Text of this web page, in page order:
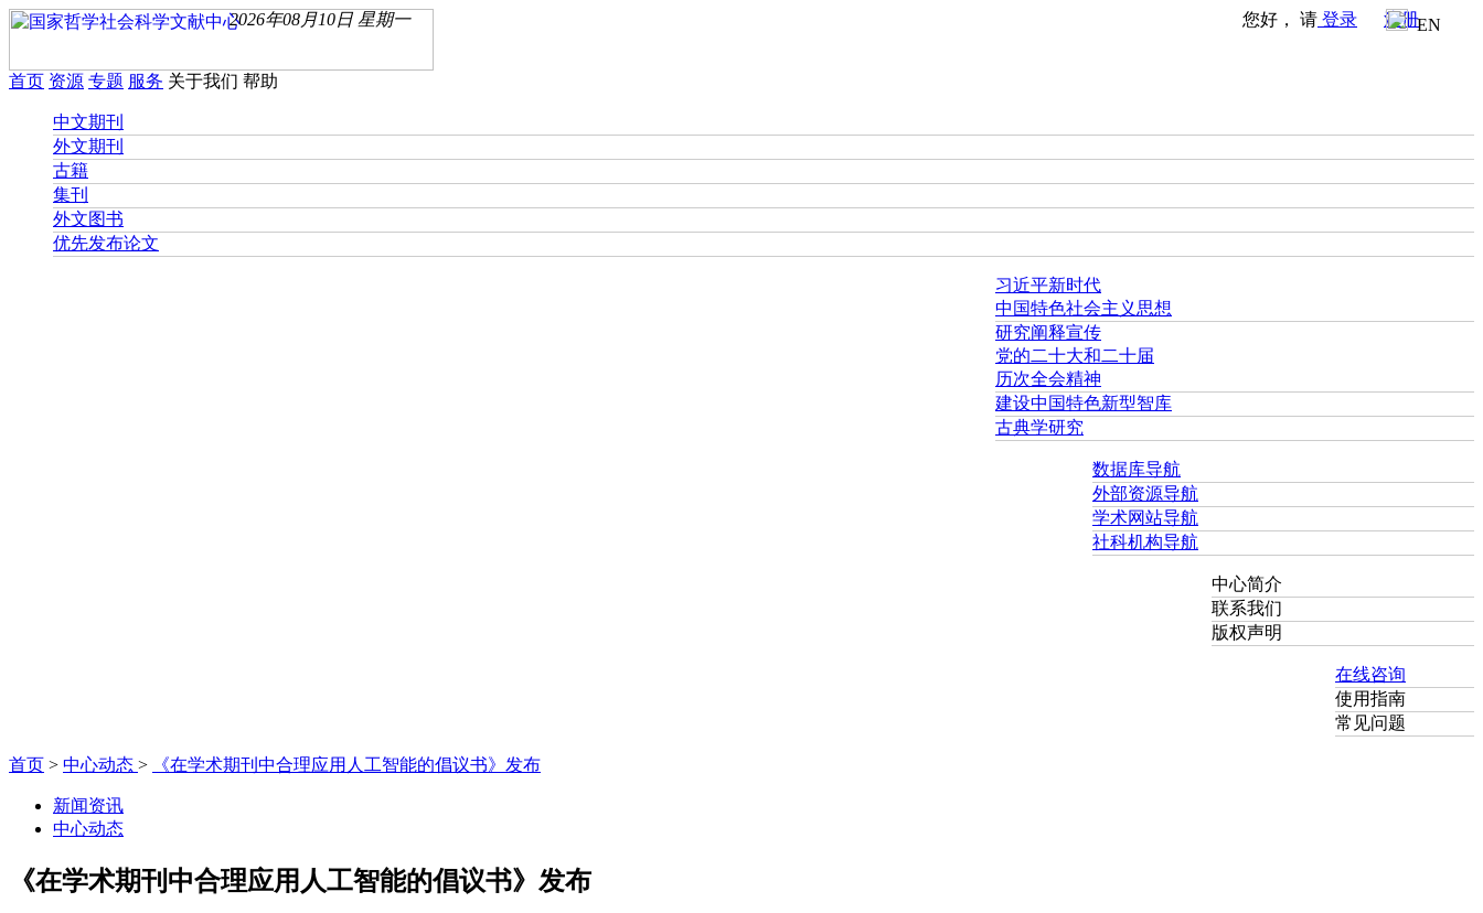
您好， 请 登录 注册EN
2026年08月10日 星期一
首页 资源 专题 服务 关于我们 帮助
中文期刊
外文期刊
古籍
集刊
外文图书
优先发布论文
习近平新时代
中国特色社会主义思想
研究阐释宣传
党的二十大和二十届
历次全会精神
建设中国特色新型智库
古典学研究
数据库导航
外部资源导航
学术网站导航
社科机构导航
中心简介
联系我们
版权声明
在线咨询
使用指南
常见问题
首页 > 中心动态 > 《在学术期刊中合理应用人工智能的倡议书》发布
新闻资讯
中心动态
《在学术期刊中合理应用人工智能的倡议书》发布